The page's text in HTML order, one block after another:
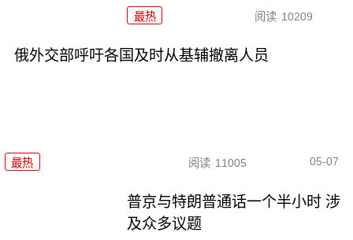
最热 阅读 10209
俄外交部呼吁各国及时从基辅撤离人员
最热 阅读 11005 05-07
普京与特朗普通话一个半小时 涉
及众多议题